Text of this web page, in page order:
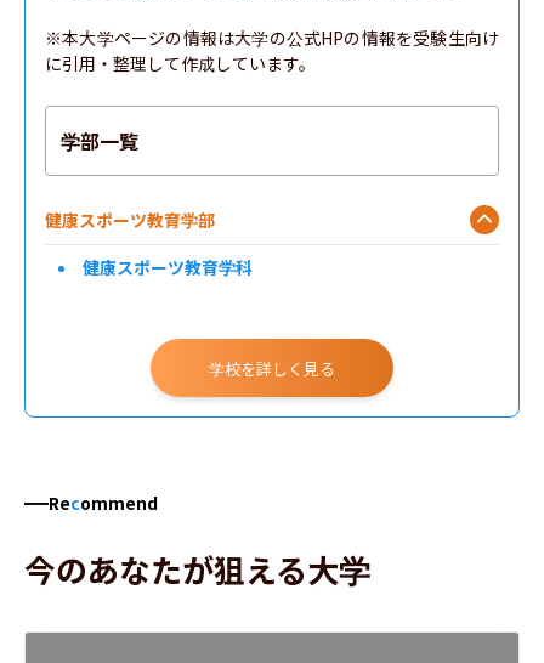
※本大学ページの情報は大学の公式HPの情報を受験生向け
に引用・整理して作成しています。
学部一覧
健康スポーツ教育学部
健康スポーツ教育学科
学校を詳しく見る
Recommend
今のあなたが狙える大学